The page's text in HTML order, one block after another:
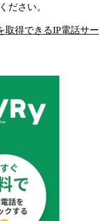
ださい。
取得できるIP電話サー